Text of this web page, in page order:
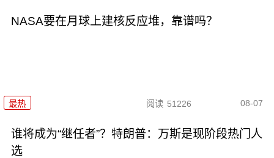
NASA要在月球上建核反应堆，靠谱吗？
最热 阅读 51226 08-07
谁将成为“继任者”？特朗普：万斯是现阶段热门人
选